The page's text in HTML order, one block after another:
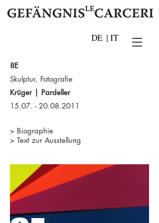
DE | IT
8E
Skulptur, Fotografie
Krüger | Pardeller
15.07. - 20.08.2011
> Biographie
> Text zur Ausstellung